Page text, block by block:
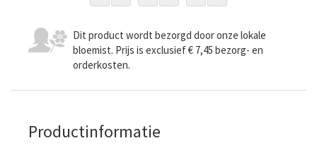
Dit product wordt bezorgd door onze lokale
bloemist. Prijs is exclusief € 7,45 bezorg- en
orderkosten.
Productinformatie